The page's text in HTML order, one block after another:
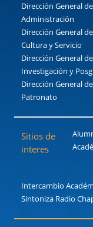
Dirección General de
Administración
Dirección General
Cultura y Servicio
Dirección General de
Investigación y
Dirección General de
Patronato
Sitios de
interes
Intercambio
Sintoniza Radio